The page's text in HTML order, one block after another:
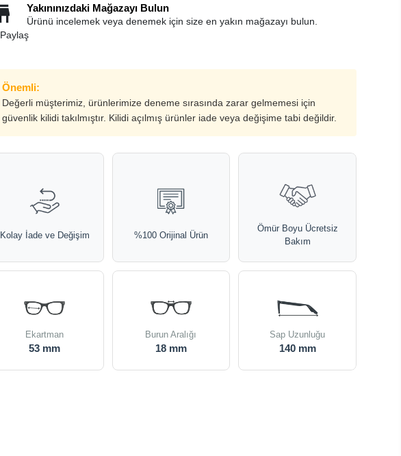
Yakınınızdaki Mağazayı Bulun
Ürünü incelemek veya denemek için size en yakın mağazayı bulun.
Paylaş
Önemli:
Değerli müşterimiz, ürünlerimize deneme sırasında zarar gelmemesi için
güvenlik kilidi takılmıştır. Kilidi açılmış ürünler iade veya değişime tabi değildir.
Kolay İade ve Değişim %100 Orijinal Ürün
Ömür Boyu Ücretsiz
Bakım
Ekartman
53 mm
Burun Aralığı
18 mm
Sap Uzunluğu
140 mm